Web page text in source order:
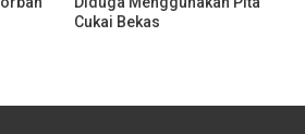
Cukai Bekas